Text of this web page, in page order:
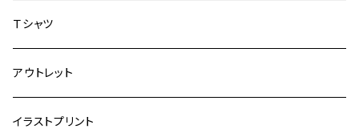
Ｔシャツ
アウトレット
イラストプリント